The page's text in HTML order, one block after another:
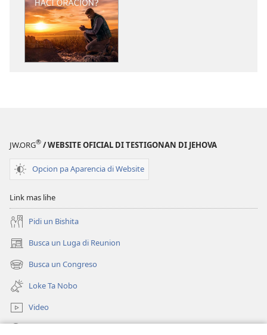
la
Oracion?
JW.ORG® / WEBSITE OFICIAL DI TESTIGONAN DI JEHOVA
Opcion pa Aparencia di Website
Link mas lihe
Pidi un Bishita
Busca un Luga di Reunion
(opens
new
window)
Busca un Congreso
(opens
new
window)
Loke Ta Nobo
Video